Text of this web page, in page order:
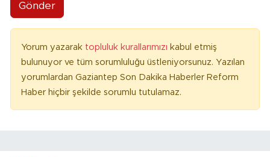
Gönder
Yorum yazarak topluluk kurallarımızı kabul etmiş
bulunuyor ve tüm sorumluluğu üstleniyorsunuz. Yazılan
yorumlardan Gaziantep Son Dakika Haberler Reform
Haber hiçbir şekilde sorumlu tutulamaz.